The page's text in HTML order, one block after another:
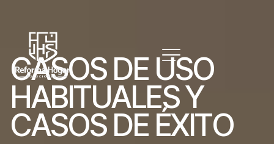
CASOS DE USO
HABITUALESY
CASOS DE ÉXITO